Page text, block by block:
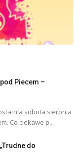
Piecem –
sobota sierpnia
Co ciekawe p...
do